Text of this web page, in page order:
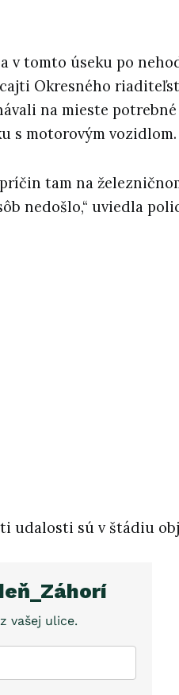
v tomto úseku po
Okresného
na mieste
s motorovým vozidlom.
tam na
nedošlo,“ uviedla
udalosti sú v štádiu
vašej ulice.